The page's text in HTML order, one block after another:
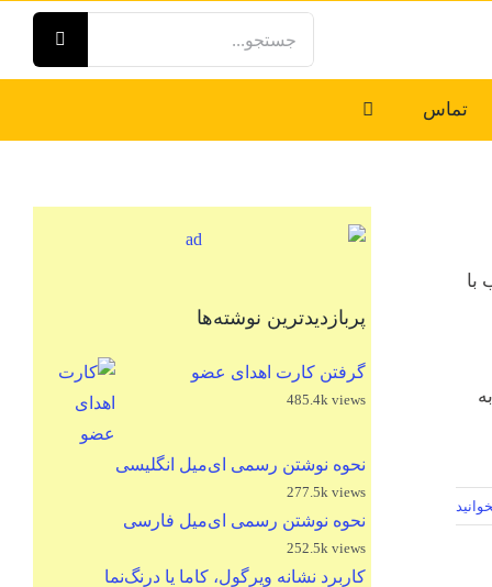
تماس
با
پربازدیدترین نوشته‌ها
گرفتن کارت اهدای عضو
485.4k views
نحوه نوشتن رسمی ای‌میل انگلیسی
277.5k views
نحوه نوشتن رسمی ای‌میل فارسی
252.5k views
کاربرد نشانه ویرگول، کاما یا درنگ‌نما